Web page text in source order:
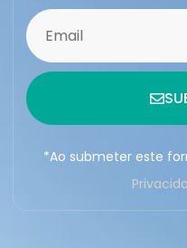
*Ao submeter este